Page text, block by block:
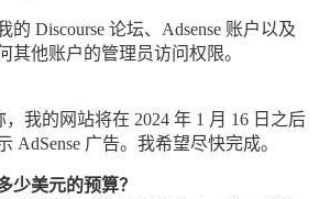
的 Discourse 论坛、Adsense 账户以及
其他账户的管理员访问权限。
，我的网站将在 2024 年 1 月 16 日之后
AdSense 广告。我希望尽快完成。
少美元的预算？